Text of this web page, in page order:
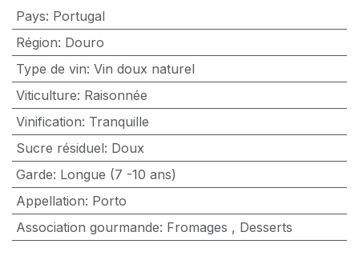
Pays: Portugal
Région: Douro
Type de vin: Vin doux naturel
Viticulture: Raisonnée
Vinification: Tranquille
Sucre résiduel: Doux
Garde: Longue (7 -10 ans)
Appellation: Porto
Association gourmande: Fromages , Desserts